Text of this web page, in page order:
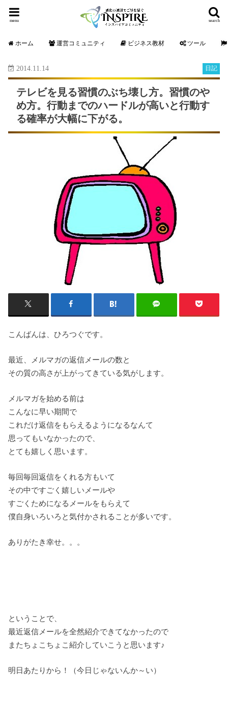
search
menu
ホーム 運営コミュニティ ビジネス教材 ツール
日記
2014.11.14
テレビを見る習慣のぶち壊し方。習慣のや
め方。行動までのハードルが高いと行動す
る確率が大幅に下がる。
こんばんは、ひろつぐです。
最近、メルマガの返信メールの数と
その質の高さが上がってきている気がします。
メルマガを始める前は
こんなに早い期間で
これだけ返信をもらえるようになるなんて
思ってもいなかったので、
とても嬉しく思います。
毎回毎回返信をくれる方もいて
その中ですごく嬉しいメールや
すごくためになるメールをもらえて
僕自身いろいろと気付かされることが多いです。
ありがたき幸せ。。。
ということで、
最近返信メールを全然紹介できてなかったので
またちょこちょこ紹介していこうと思います♪
明日あたりから！（今日じゃないんか～い）